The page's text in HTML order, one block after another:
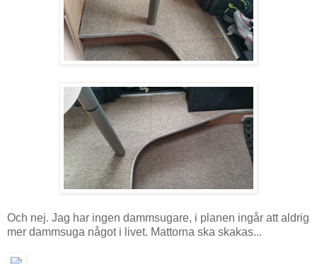
Och nej. Jag har ingen dammsugare, i planen ingår att aldrig
mer dammsuga något i livet. Mattorna ska skakas...